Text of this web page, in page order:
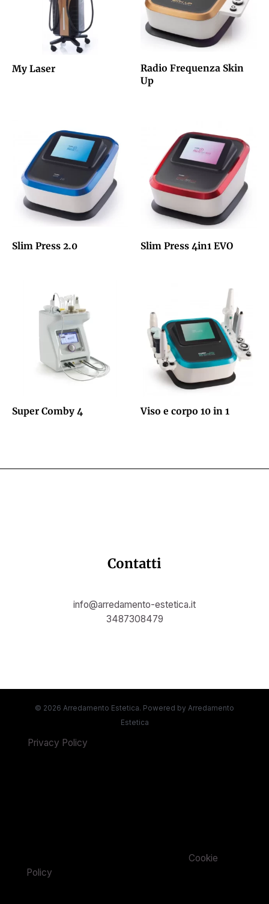
My Laser
Radio Frequenza Skin
Up
Slim Press 2.0 Slim Press 4in1 EVO
Super Comby 4 Viso e corpo 10 in 1
Contatti
info@arredamento-estetica.it
3487308479
© 2026 Arredamento Estetica. Powered by Arredamento
Estetica
Privacy Policy
Cookie
Policy